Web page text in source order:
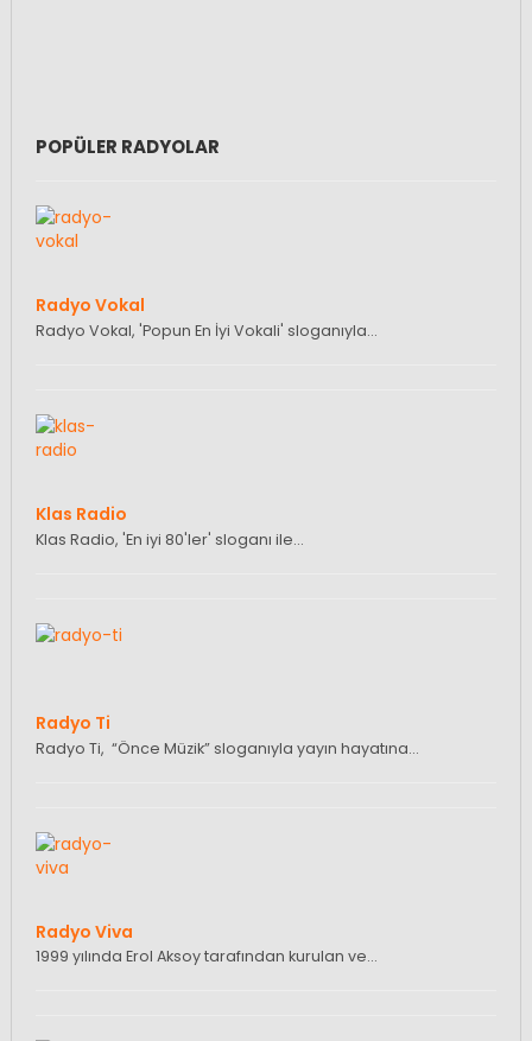
POPÜLER RADYOLAR
Radyo Vokal
Radyo Vokal, 'Popun En İyi Vokali' sloganıyla…
Klas Radio
Klas Radio, 'En iyi 80'ler' sloganı ile…
Radyo Ti
Radyo Ti, “Önce Müzik” sloganıyla yayın hayatına…
Radyo Viva
1999 yılında Erol Aksoy tarafından kurulan ve…